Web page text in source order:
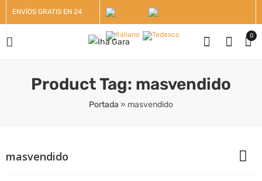
ENVÍOS GRATIS EN 24
0
Product Tag: masvendido
Portada » masvendido
masvendido